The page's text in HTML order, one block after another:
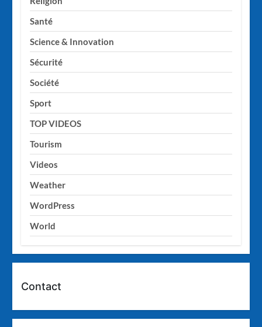
Santé
Science & Innovation
Sécurité
Société
Sport
TOP VIDEOS
Tourism
Videos
Weather
WordPress
World
Contact